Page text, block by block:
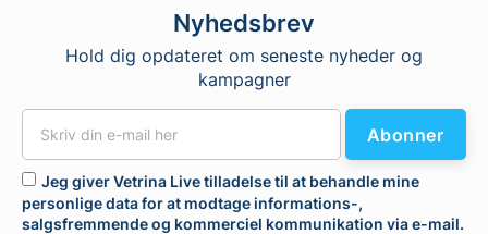
Nyhedsbrev
Hold dig opdateret om seneste nyheder og
kampagner
Jeg giver Vetrina Live tilladelse til at behandle mine
personlige data for at modtage informations-,
salgsfremmende og kommerciel kommunikation via e-mail.
Abonner